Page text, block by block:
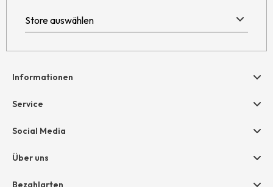
Informationen
Hilfe & Kontakt
Retoure
AGB
Service
Geschenkgutscheine
Größentabelle
Social Media
Über uns
Unternehmen
Bezahlarten